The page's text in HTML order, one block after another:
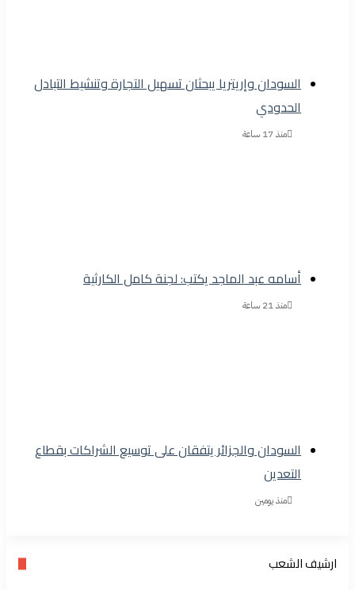
السودان وإريتريا يبحثان تسهيل التجارة وتنشيط التبادل
الحدودي
منذ 17 ساعة
أسامه عبد الماجد يكتب: لجنة كامل الكارثية
منذ 21 ساعة
السودان والجزائر يتفقان على توسيع الشراكات بقطاع
التعدين
منذ يومين
ارشيف الشعب